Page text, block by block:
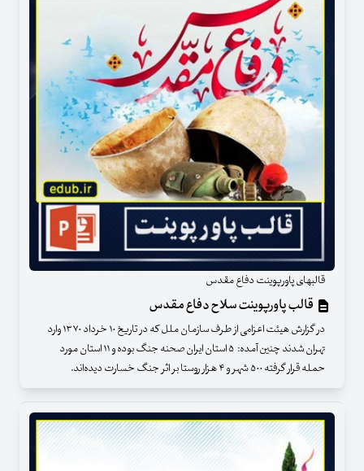
قالبهای پاورپوینت دفاع مقدس
قالب پاورپوینت سلاح دفاع مقدس
در گزارش هیئت اعزامی از طرف سازمان ملل كه در تاریخ ۱۰ خرداد ۱۳۷۰ وارد
تهران شدند چنین آمده: ۵ استان ایران صحنه جنگ بوده و ۱۱ استان مورد
حمله قرار گرفته ۵۰۰ شهر و ۴ هزار روستا بر اثر جنگ خسارت دیده‌اند.